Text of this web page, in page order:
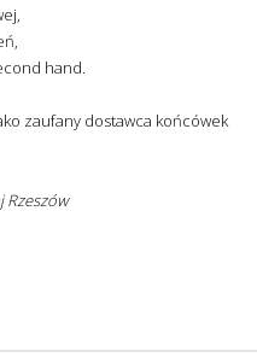
hand.
zaufany dostawca końcówek
Rzeszów